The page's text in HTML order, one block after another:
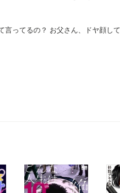
ってるの？ お父さん、ドヤ顔し